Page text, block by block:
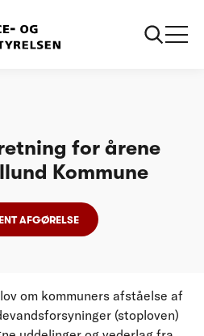
for årene
Kommune
AFGØRELSE
om kommuners afståelse af
(stoploven)